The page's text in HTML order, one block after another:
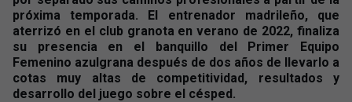
próxima temporada. El entrenador madrileño, que
aterrizó en el club granota en verano de 2022, finaliza
su presencia en el banquillo del Primer Equipo
Femenino azulgrana después de dos años de llevarlo a
cotas muy altas de competitividad, resultados y
desarrollo del juego sobre el césped.